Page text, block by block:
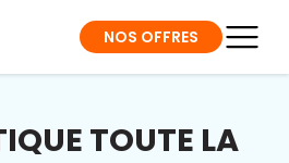
NOS OFFRES
TOUTE LA